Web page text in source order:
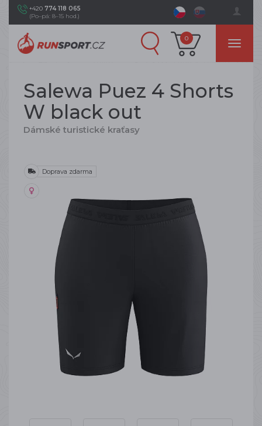
+420 774 118 065
(Po–pá: 8–15 hod.)
0
Salewa Puez 4 Shorts
W black out
Dámské turistické kraťasy
Doprava zdarma